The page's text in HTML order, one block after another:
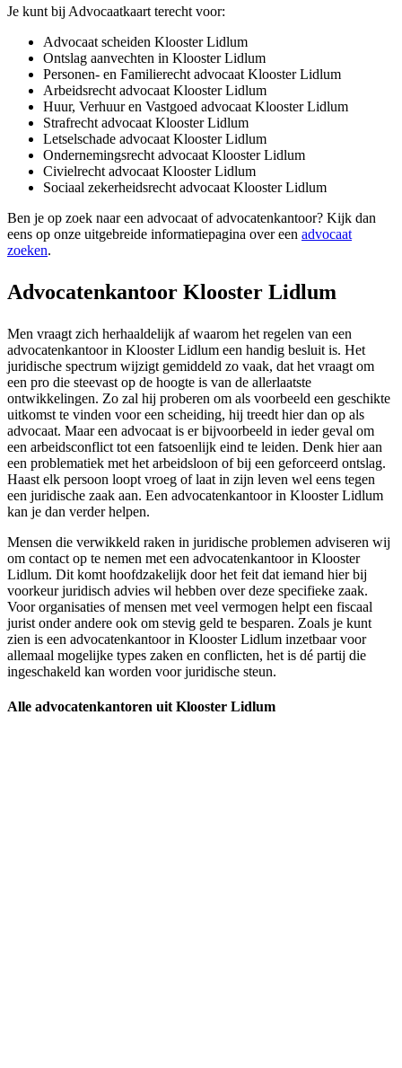
Je kunt bij Advocaatkaart terecht voor:
Advocaat scheiden Klooster Lidlum
Ontslag aanvechten in Klooster Lidlum
Personen- en Familierecht advocaat Klooster Lidlum
Arbeidsrecht advocaat Klooster Lidlum
Huur, Verhuur en Vastgoed advocaat Klooster Lidlum
Strafrecht advocaat Klooster Lidlum
Letselschade advocaat Klooster Lidlum
Ondernemingsrecht advocaat Klooster Lidlum
Civielrecht advocaat Klooster Lidlum
Sociaal zekerheidsrecht advocaat Klooster Lidlum
Ben je op zoek naar een advocaat of advocatenkantoor? Kijk dan
eens op onze uitgebreide informatiepagina over een advocaat
zoeken.
Advocatenkantoor Klooster Lidlum
Men vraagt zich herhaaldelijk af waarom het regelen van een
advocatenkantoor in Klooster Lidlum een handig besluit is. Het
juridische spectrum wijzigt gemiddeld zo vaak, dat het vraagt om
een pro die steevast op de hoogte is van de allerlaatste
ontwikkelingen. Zo zal hij proberen om als voorbeeld een geschikte
uitkomst te vinden voor een scheiding, hij treedt hier dan op als
advocaat. Maar een advocaat is er bijvoorbeeld in ieder geval om
een arbeidsconflict tot een fatsoenlijk eind te leiden. Denk hier aan
een problematiek met het arbeidsloon of bij een geforceerd ontslag.
Haast elk persoon loopt vroeg of laat in zijn leven wel eens tegen
een juridische zaak aan. Een advocatenkantoor in Klooster Lidlum
kan je dan verder helpen.
Mensen die verwikkeld raken in juridische problemen adviseren wij
om contact op te nemen met een advocatenkantoor in Klooster
Lidlum. Dit komt hoofdzakelijk door het feit dat iemand hier bij
voorkeur juridisch advies wil hebben over deze specifieke zaak.
Voor organisaties of mensen met veel vermogen helpt een fiscaal
jurist onder andere ook om stevig geld te besparen. Zoals je kunt
zien is een advocatenkantoor in Klooster Lidlum inzetbaar voor
allemaal mogelijke types zaken en conflicten, het is dé partij die
ingeschakeld kan worden voor juridische steun.
Alle advocatenkantoren uit Klooster Lidlum